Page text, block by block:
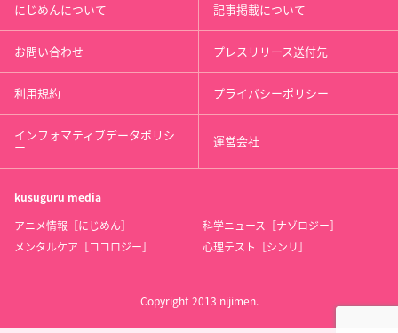
にじめんについて 記事掲載について
お問い合わせ プレスリリース送付先
利用規約 プライバシーポリシー
インフォマティブデータポリシ
ー 運営会社
kusuguru media
アニメ情報［にじめん］
科学ニュース［ナゾロジー］
メンタルケア［ココロジー］
心理テスト［シンリ］
Copyright 2013 nijimen.